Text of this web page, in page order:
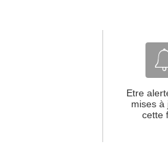
Etre
mises à
cette